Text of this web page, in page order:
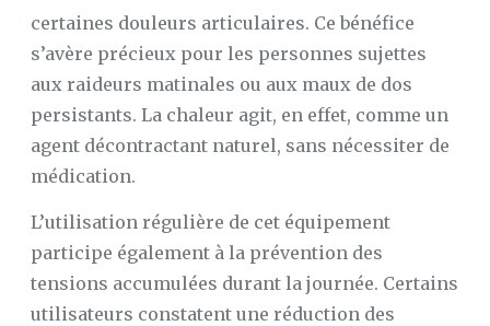
certaines douleurs articulaires. Ce bénéfice
s’avère précieux pour les personnes sujettes
aux raideurs matinales ou aux maux de dos
persistants. La chaleur agit, en effet, comme un
agent décontractant naturel, sans nécessiter de
médication.
L’utilisation régulière de cet équipement
participe également à la prévention des
tensions accumulées durant la journée. Certains
utilisateurs constatent une réduction des